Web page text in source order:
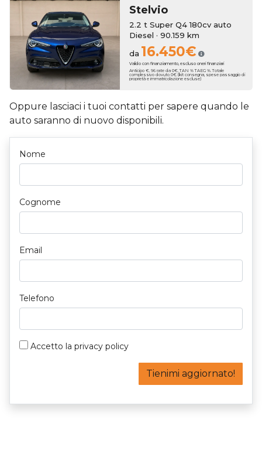
Stelvio
2.2 t Super Q4 180cv auto
Diesel · 90.159 km
da 16.450€
Valido con finanziamento, escluso oneri finanziari
Anticipo €. 96 rate da 0€. TAN % TAEG %. Totale
complessivo dovuto 0€ (kit consegna, spese passaggio di
proprietà e immatricolazione escluse)
Oppure lasciaci i tuoi contatti per sapere quando le
auto saranno di nuovo disponibili.
Nome
Cognome
Email
Telefono
Accetto la privacy policy
Tienimi aggiornato!